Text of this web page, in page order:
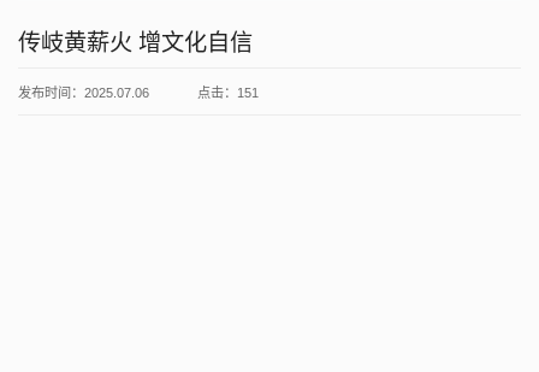
传岐黄薪火 增文化自信
发布时间：2025.07.06 点击： 151